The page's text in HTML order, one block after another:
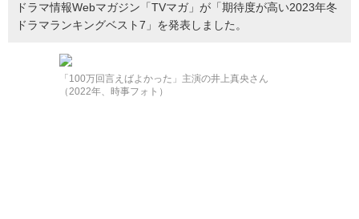
ドラマ情報Webマガジン「TVマガ」が「期待度が高い2023年冬
ドラマランキングベスト7」を発表しました。
「100万回言えばよかった」主演の井上真央さん
（2022年、時事フォト）